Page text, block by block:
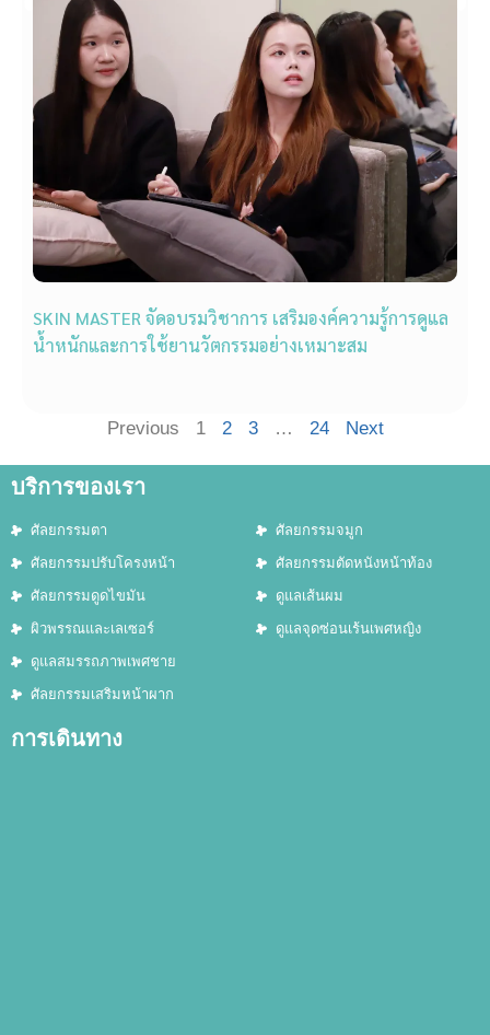
SKIN MASTER จัดอบรมวิชาการ เสริมองค์ความรู้การดูแล
น้ำหนักและการใช้ยานวัตกรรมอย่างเหมาะสม
Previous 1 2 3 … 24 Next
บริการของเรา
ศัลยกรรมตา
ศัลยกรรมปรับโครงหน้า
ศัลยกรรมดูดไขมัน
ผิวพรรณและเลเซอร์
ดูแลสมรรถภาพเพศชาย
ศัลยกรรมเสริมหน้าผาก
ศัลยกรรมจมูก
ศัลยกรรมตัดหนังหน้าท้อง
ดูแลเส้นผม
ดูแลจุดซ่อนเร้นเพศหญิง
การเดินทาง